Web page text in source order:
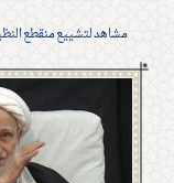
مشاهد لتشييع منقطع